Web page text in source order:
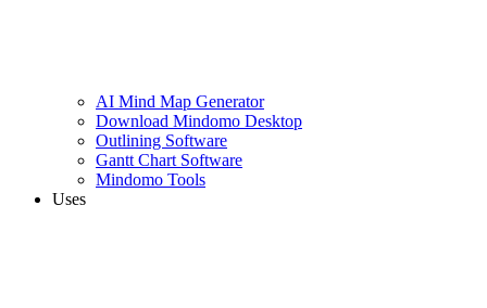
AI Mind Map Generator
Download Mindomo Desktop
Outlining Software
Gantt Chart Software
Mindomo Tools
Uses